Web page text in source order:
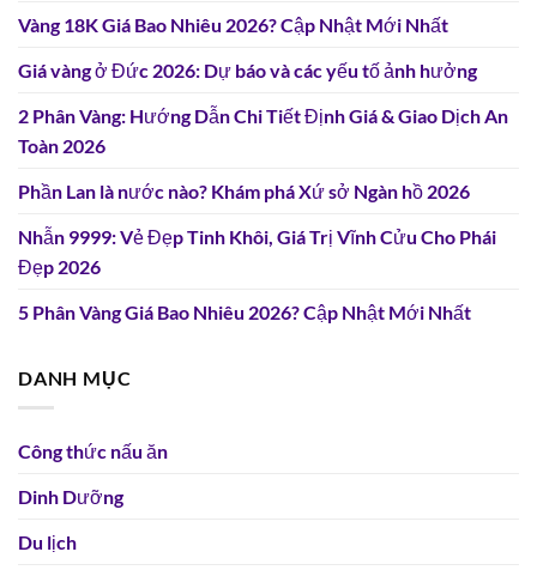
Vàng 18K Giá Bao Nhiêu 2026? Cập Nhật Mới Nhất
Giá vàng ở Đức 2026: Dự báo và các yếu tố ảnh hưởng
2 Phân Vàng: Hướng Dẫn Chi Tiết Định Giá & Giao Dịch An
Toàn 2026
Phần Lan là nước nào? Khám phá Xứ sở Ngàn hồ 2026
Nhẫn 9999: Vẻ Đẹp Tinh Khôi, Giá Trị Vĩnh Cửu Cho Phái
Đẹp 2026
5 Phân Vàng Giá Bao Nhiêu 2026? Cập Nhật Mới Nhất
DANH MỤC
Công thức nấu ăn
Dinh Dưỡng
Du lịch